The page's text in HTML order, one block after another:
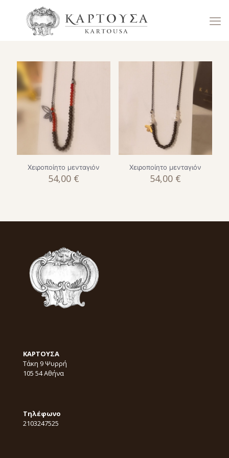
Χειροποίητο μενταγιόν
54,00 €
Χειροποίητο μενταγιόν
54,00 €
KΑΡΤΟΥΣΑ
Τάκη 9 Ψυρρή
105 54 Αθήνα
Τηλέφωνο
2103247525